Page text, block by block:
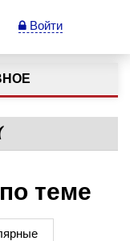
Войти
теме